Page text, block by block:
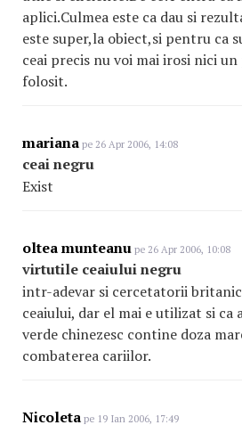
aplici.Culmea este ca dau si
este super,la obiect,si pentru ca
ceai precis nu voi mai irosi nici
folosit.
mariana pe 26 Apr 2006, 14:08
ceai negru
Exist
oltea munteanu pe 26 Apr 2006, 10:08
virtutile ceaiului negru
intr-adevar si cercetatorii
ceaiului, dar el mai e utilizat si ca
verde chinezesc contine doza
combaterea cariilor.
Nicoleta pe 19 Ian 2006, 17:49